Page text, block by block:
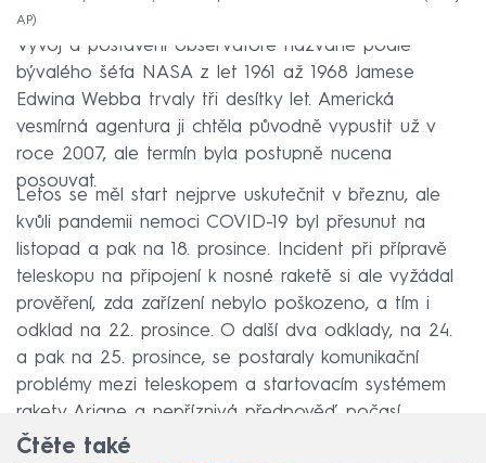
AP
Vývoj a postavení observatoře nazvané podle
bývalého šéfa NASA z let 1961 až 1968 Jamese
Edwina Webba trvaly tři desítky let. Americká
vesmírná agentura ji chtěla původně vypustit už v
roce 2007, ale termín byla postupně nucena
posouvat.
Letos se měl start nejprve uskutečnit v březnu, ale
kvůli pandemii nemoci COVID-19 byl přesunut na
listopad a pak na 18. prosince. Incident při přípravě
teleskopu na připojení k nosné raketě si ale vyžádal
prověření, zda zařízení nebylo poškozeno, a tím i
odklad na 22. prosince. O další dva odklady, na 24.
a pak na 25. prosince, se postaraly komunikační
problémy mezi teleskopem a startovacím systémem
rakety Ariane a nepříznivá předpověď počasí.
Čtěte také